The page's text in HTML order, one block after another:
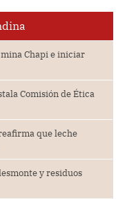
Chapi e iniciar
Comisión de Ética
que leche
y residuos